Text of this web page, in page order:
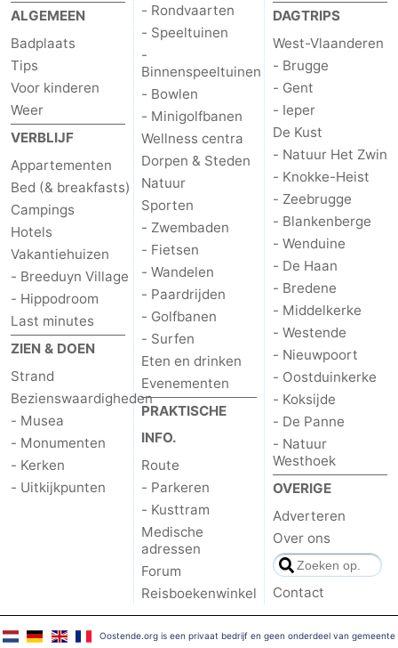
ALGEMEEN
Badplaats
Tips
Voor kinderen
Weer
VERBLIJF
Appartementen
Bed (& breakfasts)
Campings
Hotels
Vakantiehuizen
- Breeduyn Village
- Hippodroom
Last minutes
ZIEN & DOEN
Strand
Bezienswaardigheden
- Musea
- Monumenten
- Kerken
- Uitkijkpunten
- Rondvaarten
- Speeltuinen
-
Binnenspeeltuinen
- Bowlen
- Minigolfbanen
Wellness centra
Dorpen & Steden
Natuur
Sporten
- Zwembaden
- Fietsen
- Wandelen
- Paardrijden
- Golfbanen
- Surfen
Eten en drinken
Evenementen
PRAKTISCHE
INFO.
Route
- Parkeren
- Kusttram
Medische
adressen
Forum
Reisboekenwinkel
DAGTRIPS
West-Vlaanderen
- Brugge
- Gent
- Ieper
De Kust
- Natuur Het Zwin
- Knokke-Heist
- Zeebrugge
- Blankenberge
- Wenduine
- De Haan
- Bredene
- Middelkerke
- Westende
- Nieuwpoort
- Oostduinkerke
- Koksijde
- De Panne
- Natuur
Westhoek
OVERIGE
Adverteren
Over ons
Contact
Oostende.org is een privaat bedrijf en geen onderdeel van gemeente